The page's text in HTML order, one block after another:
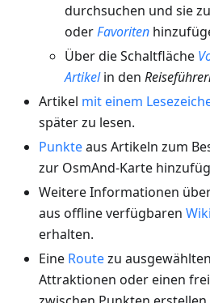
durchsuchen und sie zu
oderFavoriten
Über die Schaltfläche
Artikelin den
Artikel mit einem
später zu lesen.
Punkteaus Artikeln zum
zur OsmAnd-Karte
Weitere Informationen
aus offline verfügbaren
erhalten.
Eine Routezu
Attraktionen oder einen